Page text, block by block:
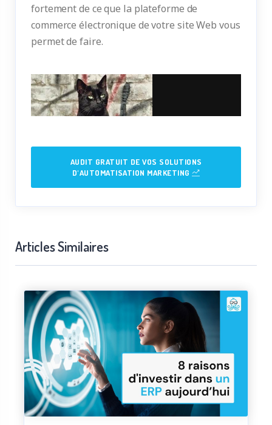
fortement de ce que la plateforme de
commerce électronique de votre site Web vous
permet de faire.
AUDIT GRATUIT DE VOS SOLUTIONS
D'AUTOMATISATION MARKETING
Articles Similaires